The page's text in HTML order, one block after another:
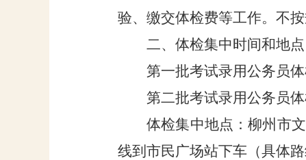
验、缴交体检费等工作。不
二、体检集中时间和地点
第一批考试录用公务员体
第二批考试录用公务员体
体检集中地点：柳州市
线到市民广场站下车 （具体